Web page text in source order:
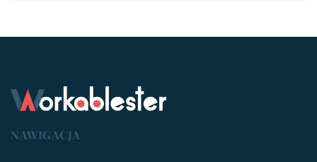
NAWIGACJA